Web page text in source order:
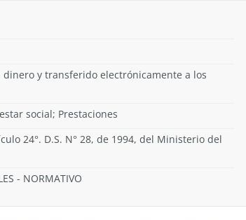
y transferido electrónicamente a los
social; Prestaciones
24°. D.S. N° 28, de 1994, del Ministerio del
- NORMATIVO